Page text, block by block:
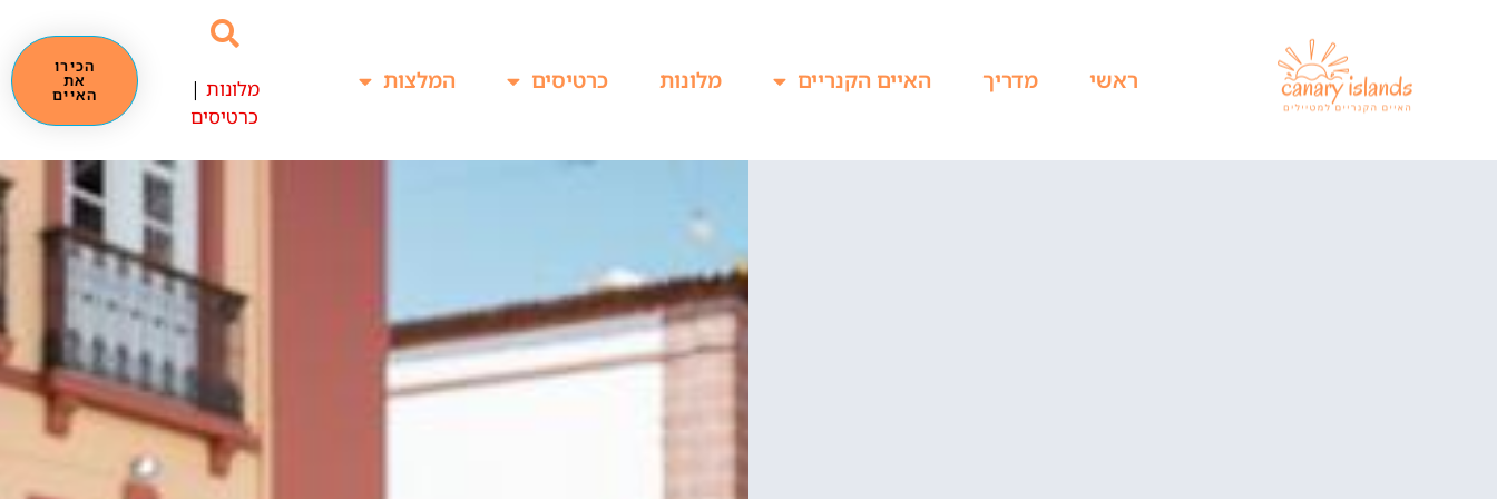
ראשי מדריך האיים הקנריים מלונות כרטיסים המלצות מלונות |
כרטיסים
הכירו
את
האיים